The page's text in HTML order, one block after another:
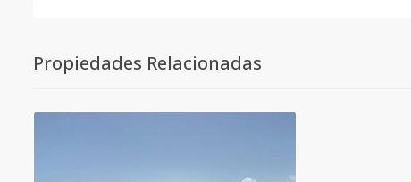
Propiedades Relacionadas